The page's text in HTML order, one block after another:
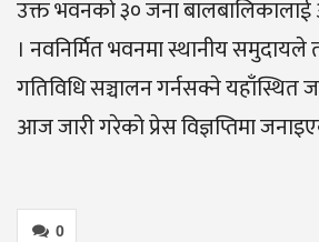
उक्त भवनको ३० जना बालबालिकालाई
। नवनिर्मित भवनमा स्थानीय
गतिविधि सञ्चालन गर्नसक्ने यहाँस्थित
आज जारी गरेको प्रेस विज्ञप्तिमा
0